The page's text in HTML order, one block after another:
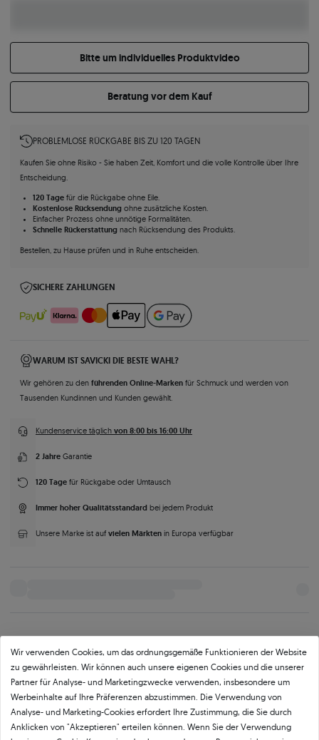
Bitte um individuelles Produktvideo
Beratung vor dem Kauf
PROBLEMLOSE RÜCKGABE BIS ZU 120 TAGEN
Kaufen Sie ohne Risiko - Sie haben Zeit, Komfort und die volle Kontrolle über Ihre
Entscheidung.
120 Tagefür die Rückgabe ohne Eile.
Kostenlose Rücksendungohne zusätzliche Kosten.
Einfacher Prozess ohne unnötige Formalitäten.
Schnelle Rückerstattungnach Rücksendung des Produkts.
Bestellen, zu Hause prüfen und in Ruhe entscheiden.
SICHERE ZAHLUNGEN
WARUM IST SAVICKI DIE BESTE WAHL?
Wir gehören zu den führenden Online-Marken für Schmuck und werden von
Tausenden Kundinnen und Kunden gewählt.
Kundenservice täglich von 8:00 bis 16:00 Uhr
2 Jahre Garantie
120 Tage für Rückgabe oder Umtausch
Immer hoher Qualitätsstandard bei jedem Produkt
Unsere Marke ist auf vielen Märkten in Europa verfügbar
Parameter Beschreibung Mehr Fotos und Videos anfordern
Produktkategorie
Ohrringe Ohringe GoldOhringe Gold OhrsteckerOhrringe Stift
Wir verwenden Cookies, um das ordnungsgemäße Funktionieren der Website
zu gewährleisten. Wir können auch unsere eigenen Cookies und die unserer
Partner für Analyse- und Marketingzwecke verwenden, insbesondere um
Werbeinhalte auf Ihre Präferenzen abzustimmen. Die Verwendung von
Analyse- und Marketing-Cookies erfordert Ihre Zustimmung, die Sie durch
Anklicken von "Akzeptieren" erteilen können. Wenn Sie der Verwendung